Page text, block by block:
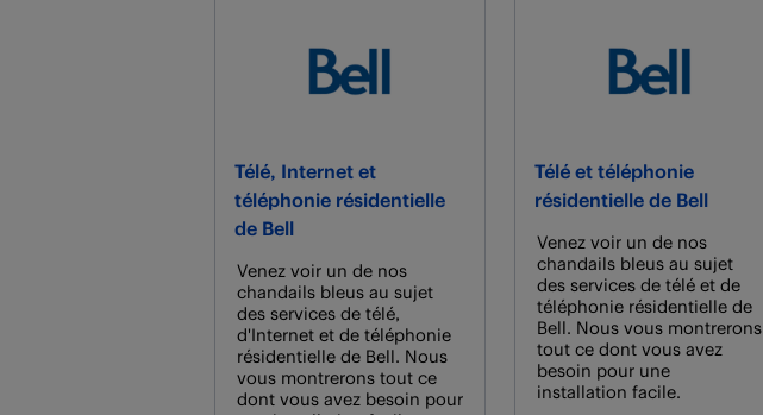
Télé, Internet et
téléphonie résidentielle
de Bell
Venez voir un de nos
chandails bleus au sujet
des services de télé,
d'Internet et de téléphonie
résidentielle de Bell. Nous
vous montrerons tout ce
dont vous avez besoin pour
Télé et téléphonie
résidentielle de Bell
Venez voir un de nos
chandails bleus au sujet
des services de télé et de
téléphonie résidentielle de
Bell. Nous vous montrerons
tout ce dont vous avez
besoin pour une
installation facile.